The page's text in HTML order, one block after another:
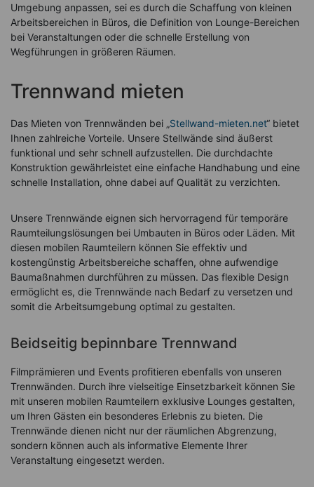
Umgebung anpassen, sei es durch die Schaffung von kleinen
Arbeitsbereichen in Büros, die Definition von Lounge-Bereichen
bei Veranstaltungen oder die schnelle Erstellung von
Wegführungen in größeren Räumen.
Trennwand mieten
Das Mieten von Trennwänden bei „ Stellwand-mieten.net“ bietet
Ihnen zahlreiche Vorteile. Unsere Stellwände sind äußerst
funktional und sehr schnell aufzustellen. Die durchdachte
Konstruktion gewährleistet eine einfache Handhabung und eine
schnelle Installation, ohne dabei auf Qualität zu verzichten.
Unsere Trennwände eignen sich hervorragend für temporäre
Raumteilungslösungen bei Umbauten in Büros oder Läden. Mit
diesen mobilen Raumteilern können Sie effektiv und
kostengünstig Arbeitsbereiche schaffen, ohne aufwendige
Baumaßnahmen durchführen zu müssen. Das flexible Design
ermöglicht es, die Trennwände nach Bedarf zu versetzen und
somit die Arbeitsumgebung optimal zu gestalten.
Beidseitig bepinnbare Trennwand
Filmprämieren und Events profitieren ebenfalls von unseren
Trennwänden. Durch ihre vielseitige Einsetzbarkeit können Sie
mit unseren mobilen Raumteilern exklusive Lounges gestalten,
um Ihren Gästen ein besonderes Erlebnis zu bieten. Die
Trennwände dienen nicht nur der räumlichen Abgrenzung,
sondern können auch als informative Elemente Ihrer
Veranstaltung eingesetzt werden.